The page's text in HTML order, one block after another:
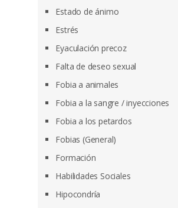
Estado de ánimo
Estrés
Eyaculación precoz
Falta de deseo sexual
Fobia a animales
Fobia a la sangre / inyecciones
Fobia a los petardos
Fobias (General)
Formación
Habilidades Sociales
Hipocondría